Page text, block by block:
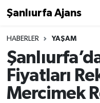
Şanlıurfa Ajans
HABERLER YAŞAM
Fiyatları
Mercimek
Nöbetçi Eczaneler
Hava Durumu
Namaz Vakitleri